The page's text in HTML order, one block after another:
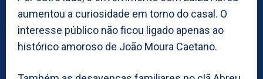
aumentou a curiosidade em torno do casal. O
interesse público não ficou ligado apenas ao
histórico amoroso de João Moura Caetano.